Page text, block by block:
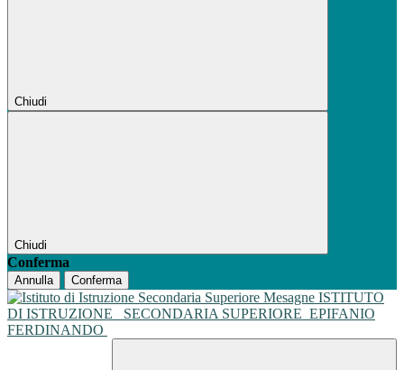
Chiudi
Chiudi
Conferma
Annulla Conferma
ISTITUTO
DI ISTRUZIONE
SECONDARIA SUPERIORE EPIFANIO
FERDINANDO